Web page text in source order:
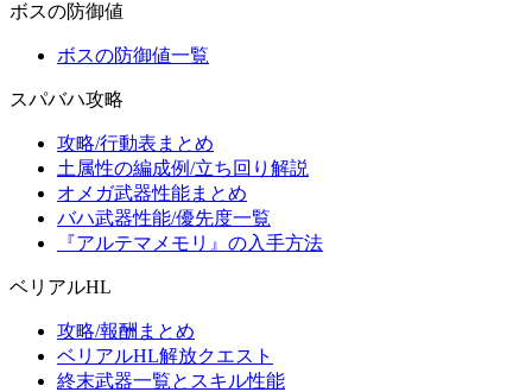
ボスの防御値
ボスの防御値一覧
スパバハ攻略
攻略/行動表まとめ
土属性の編成例/立ち回り解説
オメガ武器性能まとめ
バハ武器性能/優先度一覧
『アルテマメモリ』の入手方法
ベリアルHL
攻略/報酬まとめ
ベリアルHL解放クエスト
終末武器一覧とスキル性能